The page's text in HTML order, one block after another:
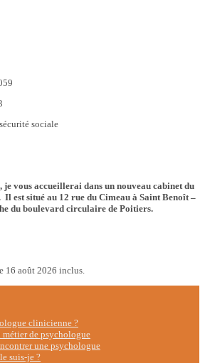
sociale
vous accueillerai dans un nouveau cabinet du
est situé au 12 rue du Cimeau à Saint Benoît –
du boulevard circulaire de Poitiers.
16 août 2026 inclus.
clinicienne ?
de psychologue
une psychologue
suis-je ?